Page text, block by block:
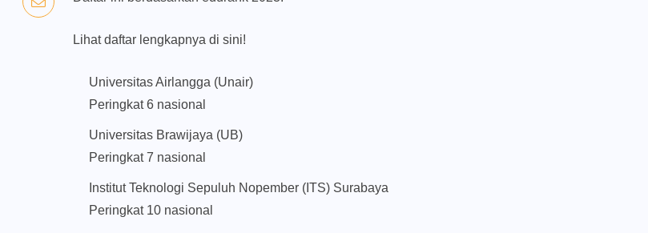
Lihat daftar lengkapnya di sini!
Universitas Airlangga (Unair)
Peringkat 6 nasional
Universitas Brawijaya (UB)
Peringkat 7 nasional
Institut Teknologi Sepuluh Nopember (ITS) Surabaya
Peringkat 10 nasional